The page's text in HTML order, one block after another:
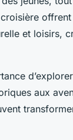
et loisirs,
aux